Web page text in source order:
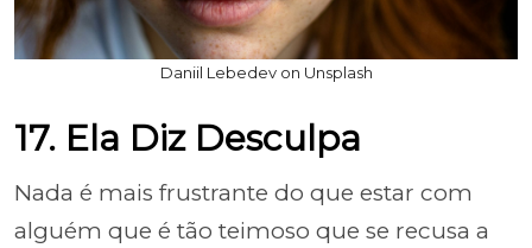
Daniil Lebedev on Unsplash
17. Ela Diz Desculpa
Nada é mais frustrante do que estar com
alguém que é tão teimoso que se recusa a